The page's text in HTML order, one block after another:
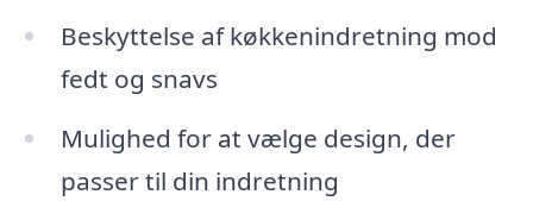
Beskyttelse af køkkenindretning mod
fedt og snavs
Mulighed for at vælge design, der
passer til din indretning